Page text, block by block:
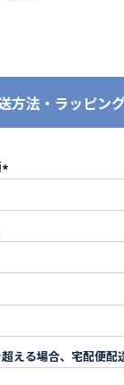
方法・ラッピン
必
)
える場合、宅配便配